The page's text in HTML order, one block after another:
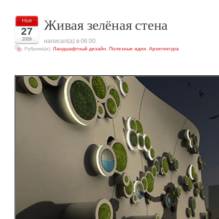
Ноя
27
2009
Живая зелёная стена
написал(а) в 06:00
Рубрика(и): Ландшафтный дизайн Полезные идеи Архитектура